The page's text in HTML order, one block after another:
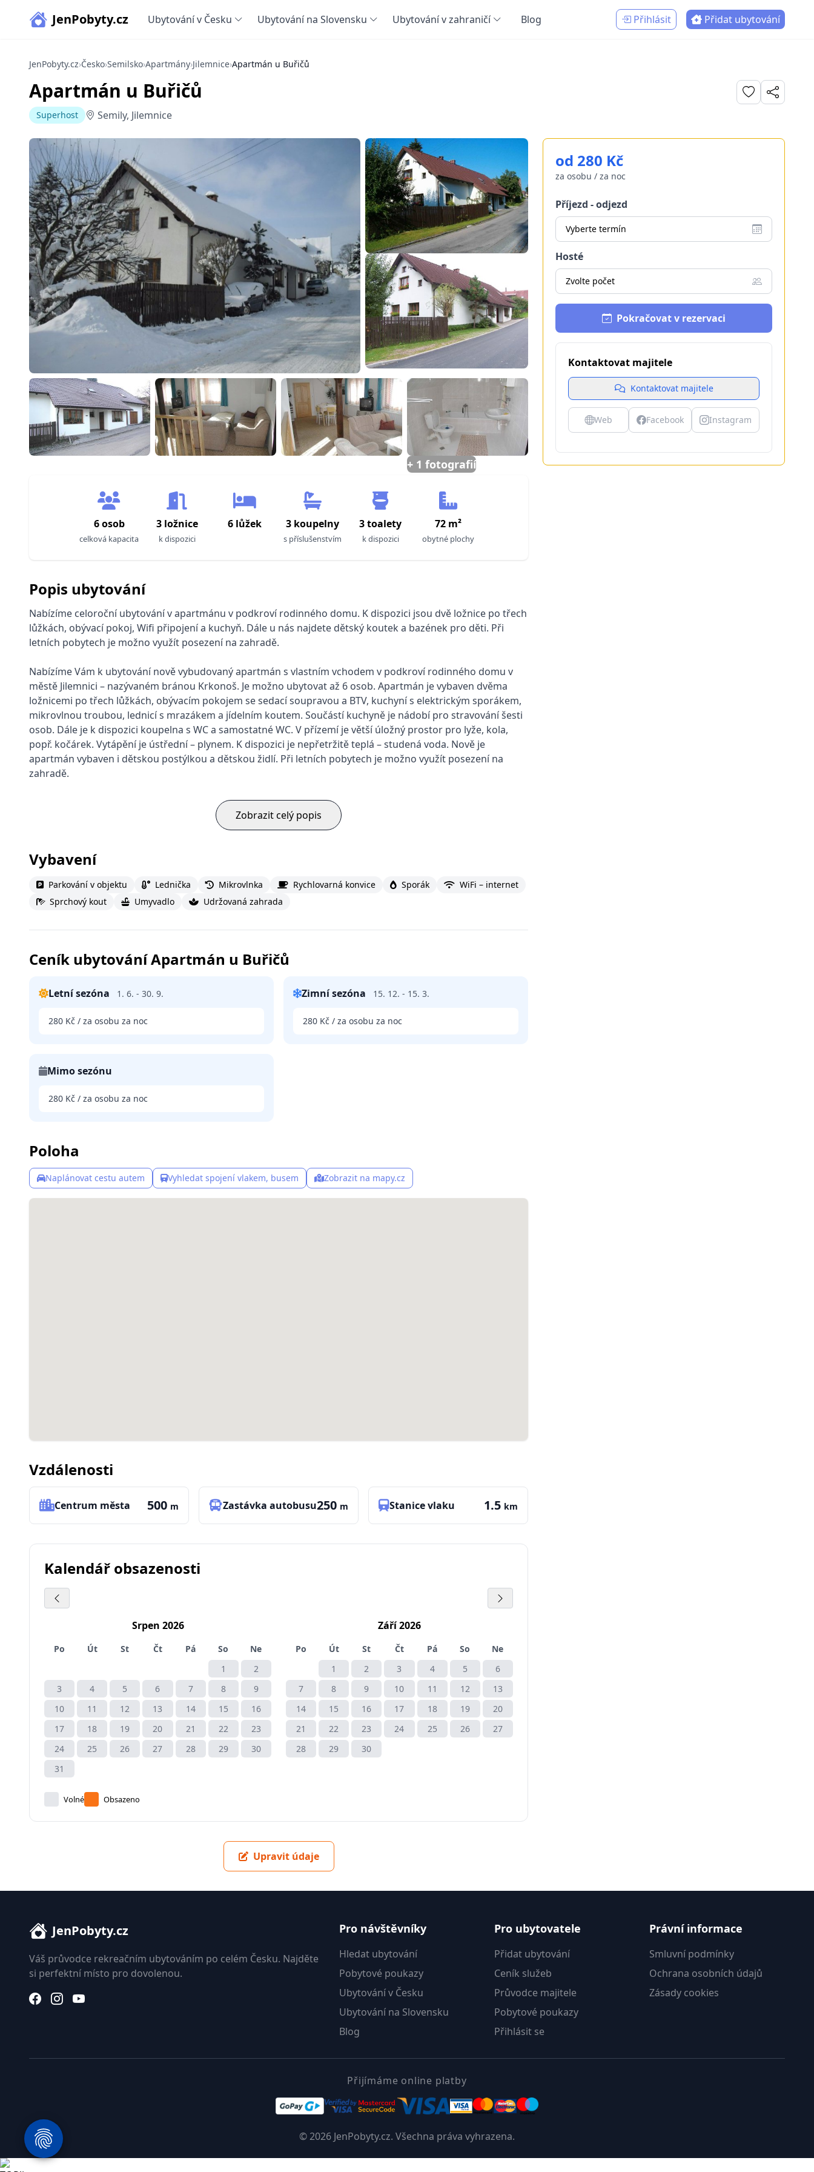
JenPobyty.cz Ubytování v Česku Ubytování na Slovensku Ubytování v zahraničí Blog Přihlásit Přidat ubytování
JenPobyty.cz›Česko›Semilsko›Apartmány›Jilemnice›Apartmán u Buřičů
Apartmán u Buřičů
Superhost Semily, Jilemnice
+ 1 fotografií
6 osob
celková kapacita
3 ložnice
k dispozici
6 lůžek 3 koupelny
s příslušenstvím
3 toalety
k dispozici
72 m²
obytné plochy
Popis ubytování
Nabízíme celoroční ubytování v apartmánu v podkroví rodinného domu. K dispozici jsou dvě ložnice po třech
lůžkách, obývací pokoj, Wifi připojení a kuchyň. Dále u nás najdete dětský koutek a bazének pro děti. Při
letních pobytech je možno využít posezení na zahradě.
Nabízíme Vám k ubytování nově vybudovaný apartmán s vlastním vchodem v podkroví rodinného domu v
městě Jilemnici – nazývaném bránou Krkonoš. Je možno ubytovat až 6 osob. Apartmán je vybaven dvěma
ložnicemi po třech lůžkách, obývacím pokojem se sedací soupravou a BTV, kuchyní s elektrickým sporákem,
mikrovlnou troubou, lednicí s mrazákem a jídelním koutem. Součástí kuchyně je nádobí pro stravování šesti
osob. Dále je k dispozici koupelna s WC a samostatné WC. V přízemí je větší úložný prostor pro lyže, kola,
popř. kočárek. Vytápění je ústřední – plynem. K dispozici je nepřetržitě teplá – studená voda. Nově je
apartmán vybaven i dětskou postýlkou a dětskou židlí. Při letních pobytech je možno využít posezení na
zahradě.
Zobrazit celý popis
Vybavení
Parkování v objektu Lednička Mikrovlnka Rychlovarná konvice Sporák
WiFi – internet
Sprchový kout
Umyvadlo Udržovaná zahrada
Ceník ubytování Apartmán u Buřičů
Letní sezóna 1. 6. - 30. 9.
280 Kč / za osobu za noc
Zimní sezóna 15. 12. - 15. 3.
280 Kč / za osobu za noc
Mimo sezónu
280 Kč / za osobu za noc
Poloha
Naplánovat cestu autem Vyhledat spojení vlakem, busem Zobrazit na mapy.cz
Vzdálenosti
Centrum města 500 m Zastávka autobusu250 m Stanice vlaku 1.5 km
Kalendář obsazenosti
Srpen 2026
Po Út St Čt Pá So
Ne
1
2
3
4 5 6 7 8
9
10
11 12 13 14 15
16
17
18 19 20 21 22
23
24
25 26 27 28 29
30
31
Září 2026
Po Út St Čt Pá So
Ne
1
2 3 4 5
6
7
8 9 10 11 12
13
14
15 16 17 18 19
20
21
22 23 24 25 26
27
28
29 30
Volné Obsazeno
Upravit údaje
od 280 Kč
za osobu / za noc
Příjezd - odjezd
Vyberte termín
Hosté
Zvolte počet
Pokračovat v rezervaci
Kontaktovat majitele
Kontaktovat majitele
Web Facebook Instagram
JenPobyty.cz
Váš průvodce rekreačním ubytováním po celém Česku. Najděte
si perfektní místo pro dovolenou.
Pro návštěvníky
Hledat ubytování
Pobytové poukazy
Ubytování v Česku
Ubytování na Slovensku
Blog
Pro ubytovatele
Přidat ubytování
Ceník služeb
Průvodce majitele
Pobytové poukazy
Přihlásit se
Právní informace
Smluvní podmínky
Ochrana osobních údajů
Zásady cookies
Přijímáme online platby
© 2026 JenPobyty.cz. Všechna práva vyhrazena.